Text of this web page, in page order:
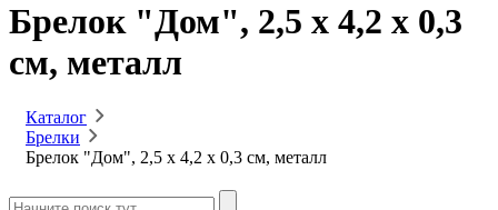
Брелок "Дом", 2,5 х 4,2 х 0,3
см, металл
Каталог
Брелки
Брелок "Дом", 2,5 х 4,2 х 0,3 см, металл